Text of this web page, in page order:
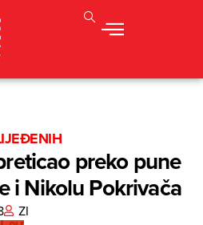
preko pune
i Nikolu Pokrivača
ZI